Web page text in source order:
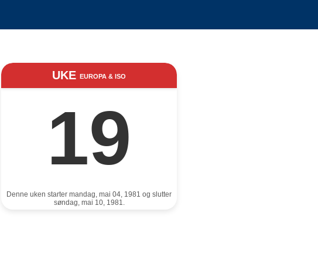
UKE EUROPA & ISO
19
Denne uken starter mandag, mai 04, 1981 og slutter
søndag, mai 10, 1981.